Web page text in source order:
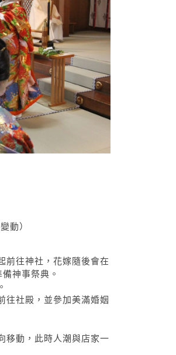
動）
前往神社，花嫁隨後會在
神事祭典。
往社殿，並參加美滿婚姻
移動，此時人潮與店家一